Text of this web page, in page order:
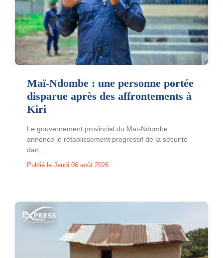
Maï-Ndombe : une personne portée
disparue après des affrontements à
Kiri
Le gouvernement provincial du Maï-Ndombe
annonce le rétablissement progressif de la sécurité
dan...
Publié le Jeudi 06 août 2026